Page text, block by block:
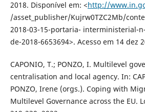
2018. Disponível em: <http://
/asset_publisher/Kujrw0TZC2Mb/
2018-03-15-portaria- interministerial-
de-2018-6653694>. Acesso em 14 dez
CAPONIO, T.; PONZO, I. Multilevel
centralisation and local agency. In:
PONZO, Irene (orgs.). Coping with
Multilevel Governance across the EU.